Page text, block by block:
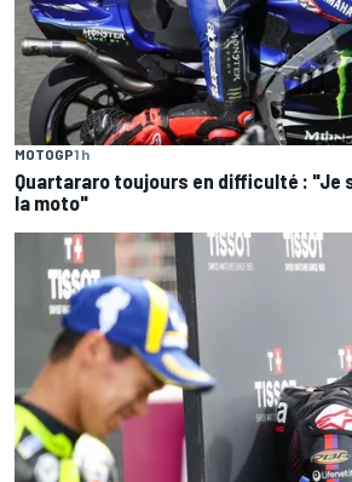
MOTOGP1 h
Quartararo toujours en difficulté : "Je
la moto"